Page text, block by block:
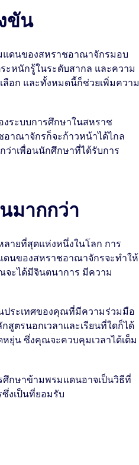
ขัน
ดนของสหราชอาณาจักรมอบ
หนักรู้ในระดับสากล และความ
อก และทั้งหมดนี้ก็ช่วยเพิ่มความ
งระบบการศึกษาในสหราช
าณาจักรก็จะก้าวหน้าได้ไกล
ว่าเพื่อนนักศึกษาที่ได้รับการ
มากกว่า
ายที่สุดแห่งหนึ่งในโลก การ
นของสหราชอาณาจักรจะทำให้
ะได้มีจินตนาการ มีความ
ประเทศของคุณที่มีความร่วมมือ
ตรนอกเวลาและเรียนที่ใดก็ได้
ยุ่น ซึ่งคุณจะควบคุมเวลาได้เต็ม
ศึกษาข้ามพรมแดนอาจเป็นวิธีที่
งเป็นที่ยอมรับ